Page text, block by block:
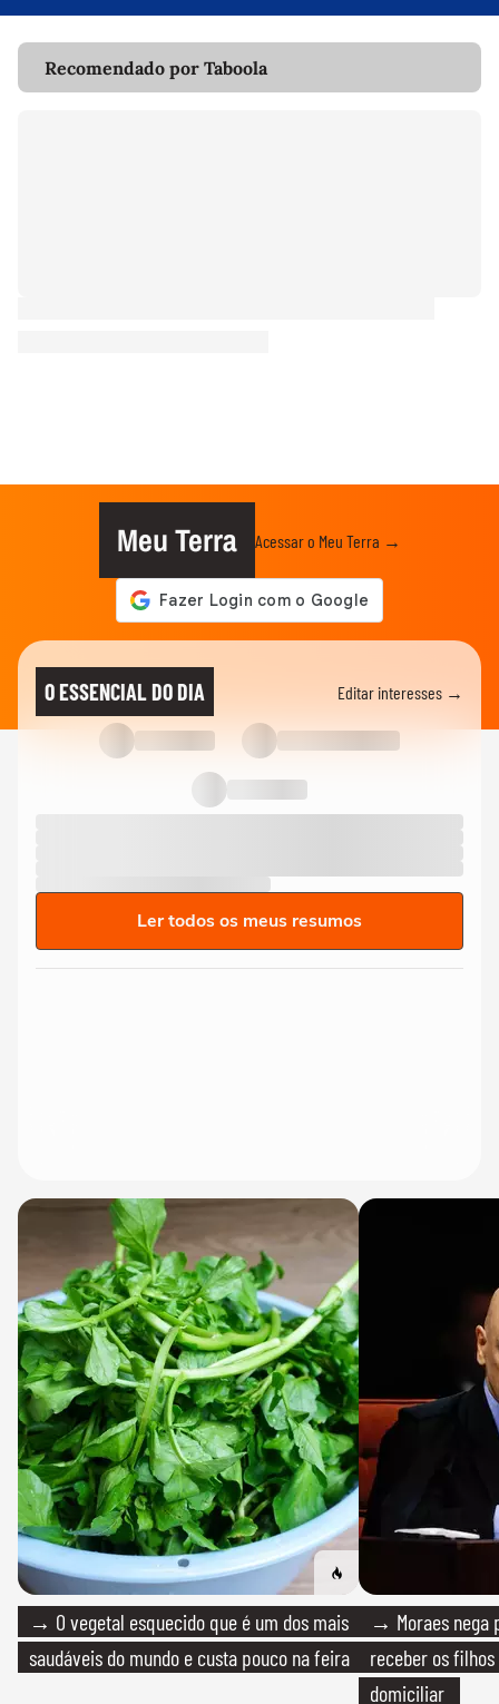
Recomendado por Taboola
Meu Terra Acessar o Meu Terra →
O ESSENCIAL DO DIA Editar interesses →
Ler todos os meus resumos
→ O vegetal esquecido que é um dos mais
saudáveis do mundo e custa pouco na feira
→ Moraes nega
receber os filhos
domiciliar